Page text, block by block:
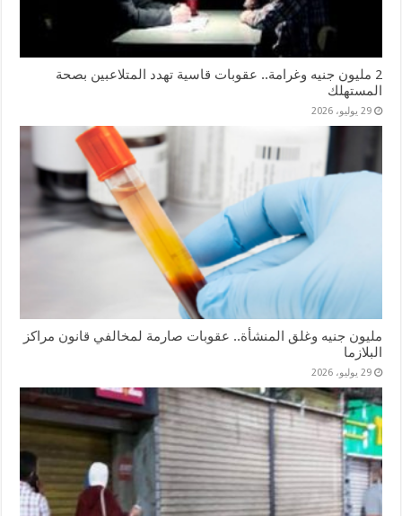
2 مليون جنيه وغرامة.. عقوبات قاسية تهدد المتلاعبين بصحة
المستهلك
29 يوليو، 2026
مليون جنيه وغلق المنشأة.. عقوبات صارمة لمخالفي قانون مراكز
البلازما
29 يوليو، 2026